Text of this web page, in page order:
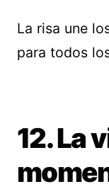
La risa une
para todos
12. La